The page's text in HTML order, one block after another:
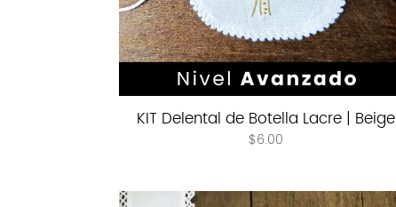
KIT Delental de Botella Lacre | Beige
$6.00